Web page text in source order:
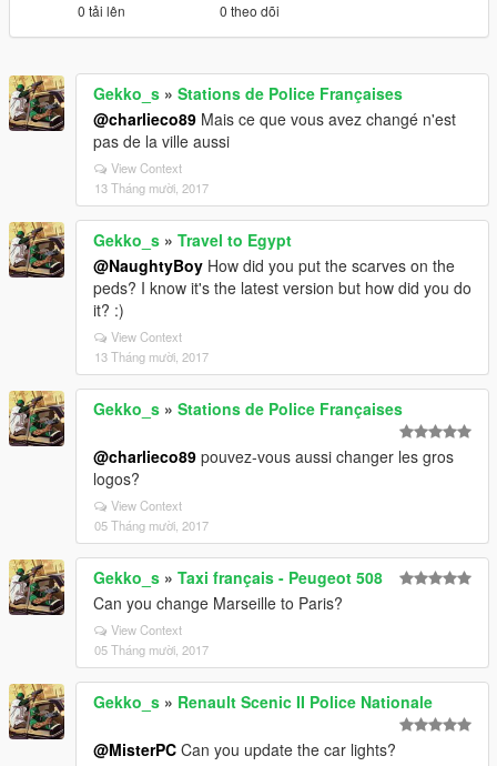
0 tải lên 0 theo dõi
Gekko_s » Stations de Police Françaises
@charlieco89 Mais ce que vous avez changé n'est
pas de la ville aussi
View Context
13 Tháng mười, 2017
Gekko_s » Travel to Egypt
@NaughtyBoy How did you put the scarves on the
peds? I know it's the latest version but how did you do
it? :)
View Context
13 Tháng mười, 2017
Gekko_s » Stations de Police Françaises
@charlieco89 pouvez-vous aussi changer les gros
logos?
View Context
05 Tháng mười, 2017
Gekko_s » Taxi français - Peugeot 508
Can you change Marseille to Paris?
View Context
05 Tháng mười, 2017
Gekko_s » Renault Scenic II Police Nationale
@MisterPC Can you update the car lights?